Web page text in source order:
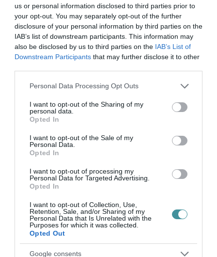
us or personal information disclosed to third parties prior to
your opt-out. You may separately opt-out of the further
disclosure of your personal information by third parties on the
IAB’s list of downstream participants. This information may
also be disclosed by us to third parties on the IAB’s List of
Downstream Participants that may further disclose it to other
Please note that this website/app uses one or more Google
not limited to your visit or usage behaviour. You may click to
grant or deny consent to Google and its third-party tags to
use your data for below specified purposes in below Google
consent section.
Personal Data Processing Opt Outs
I want to opt-out of the Sharing of my
personal data.
Opted In
I want to opt-out of the Sale of my
Personal Data.
Opted In
I want to opt-out of processing my
Personal Data for Targeted Advertising.
Opted In
I want to opt-out of Collection, Use,
Retention, Sale, and/or Sharing of my
Personal Data that Is Unrelated with the
Purposes for which it was collected.
Opted Out
Google consents
Legfrissebb híreink
TÖBB MINT EGY HÓNAP IS LEHET, MIRE
TELJESEN ÚJRAINDUL A P...
2026. augusztus 07|Mindenki ügye
TANULJ NÉMETÜL OTTHONRÓL: A
ÚJRAINDULNAK A KORÁBBAN
LEÁLLÍTOTT SZOLGÁLTATÁSOK AZ EGRI...